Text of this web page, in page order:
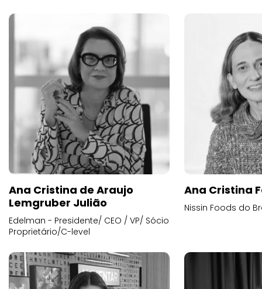
Ana Cristina de Araujo
Lemgruber Julião
Edelman - Presidente/ CEO / VP/ Sócio
Proprietário/C-level
Ana Cristina
Nissin Foods do